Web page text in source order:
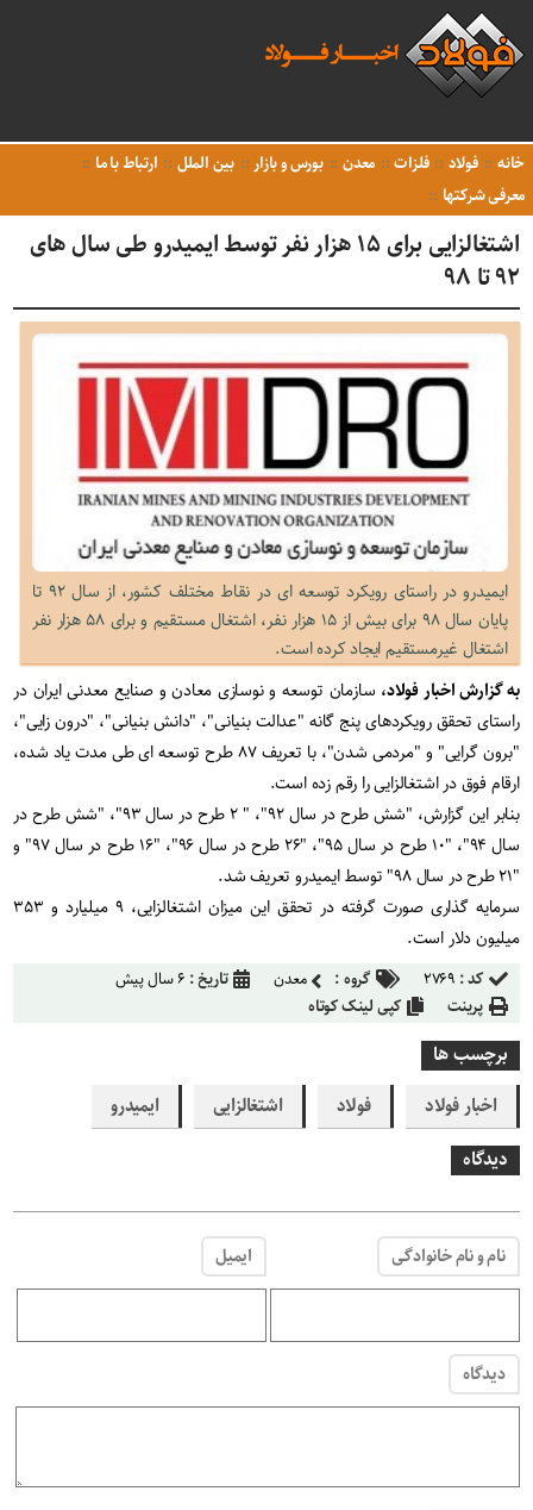
خانه فولاد فلزات معدن بورس و بازار بین الملل
ارتباط با ما
معرفی شرکتها
اشتغالزایی برای ۱۵ هزار نفر توسط ایمیدرو طی سال های
۹۲ تا ۹۸
ایمیدرو در راستای رویکرد توسعه ای در نقاط مختلف کشور، از سال ۹۲ تا
پایان سال ۹۸ برای بیش از ۱۵ هزار نفر، اشتغال مستقیم و برای ۵۸ هزار نفر
اشتغال غیرمستقیم ایجاد کرده است.
به گزارش اخبار فولاد، سازمان توسعه و نوسازی معادن و صنایع معدنی ایران در
راستای تحقق رویکردهای پنج گانه "عدالت بنیانی"، "دانش بنیانی"، "درون زایی"،
"برون گرایی" و "مردمی شدن"، با تعریف ۸۷ طرح توسعه ای طی مدت یاد شده،
ارقام فوق در اشتغالزایی را رقم زده است.
بنابر این گزارش، "شش طرح در سال ۹۲"، " ۲ طرح در سال ۹۳"، "شش طرح در
سال ۹۴"، "۱۰ طرح در سال ۹۵"، "۲۶ طرح در سال ۹۶"، "۱۶ طرح در سال ۹۷" و
"۲۱ طرح در سال ۹۸" توسط ایمیدرو تعریف شد.
سرمایه گذاری صورت گرفته در تحقق این میزان اشتغالزایی، ۹ میلیارد و ۳۵۳
میلیون دلار است.
کد : ۲۷۶۹ گروه : معدن تاریخ : ۶ سال پیش
پرینت
کپی لینک کوتاه
برچسب ها
اخبار فولاد
فولاد اشتغالزایی
ایمیدرو
دیدگاه
نام و نام خانوادگی ایمیل
دیدگاه